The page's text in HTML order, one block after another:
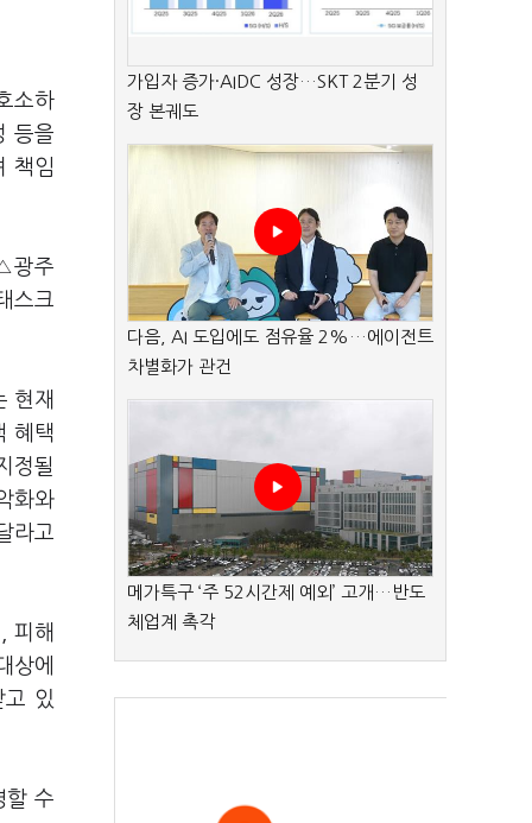
소하
등을
책임
광주
스크
현재
혜택
정될
화와
라고
피해
상에
있
할 수
가입자 증가·AIDC 성장…SKT 2분기 성
장 본궤도
다음, AI 도입에도 점유율 2%…에이전트
차별화가 관건
메가특구 ‘주 52시간제 예외’ 고개…반도
체업계 촉각